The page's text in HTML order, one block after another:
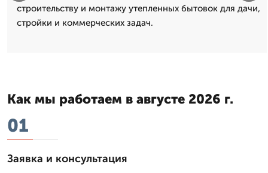
строительству и монтажу утепленных бытовок для дачи,
стройки и коммерческих задач.
Как мы работаем в августе 2026 г.
01
Заявка и консультация